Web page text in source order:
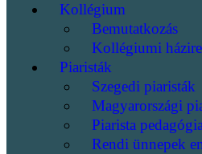
Kollégium
Bemutatkozás
Kollégiumi
Piaristák
Szegedi piaristák
Magyarországi
Piarista
Rendi ünnepek